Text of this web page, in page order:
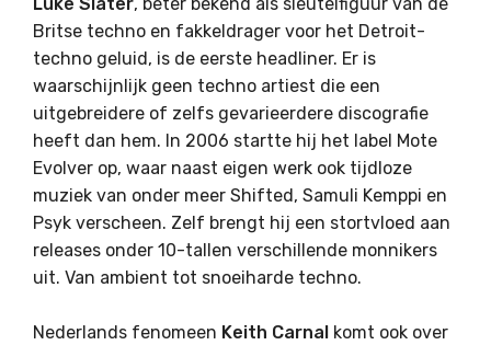
Britse techno en fakkeldrager voor het Detroit-
techno geluid, is de eerste headliner. Er is
waarschijnlijk geen techno artiest die een
uitgebreidere of zelfs gevarieerdere discografie
heeft dan hem. In 2006 startte hij het label Mote
Evolver op, waar naast eigen werk ook tijdloze
muziek van onder meer Shifted, Samuli Kemppi en
Psyk verscheen. Zelf brengt hij een stortvloed aan
releases onder 10-tallen verschillende monnikers
uit. Van ambient tot snoeiharde techno.
Nederlands fenomeen Keith Carnal komt ook over